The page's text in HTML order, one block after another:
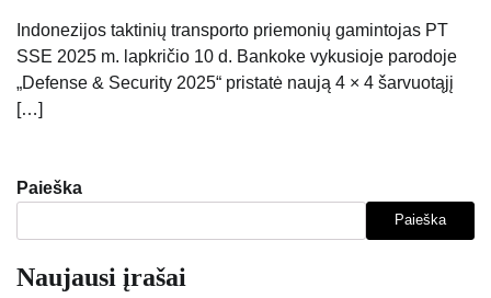
Indonezijos taktinių transporto priemonių gamintojas PT
SSE 2025 m. lapkričio 10 d. Bankoke vykusioje parodoje
„Defense & Security 2025“ pristatė naują 4 × 4 šarvuotąjį
[…]
Paieška
Paieška
Naujausi įrašai